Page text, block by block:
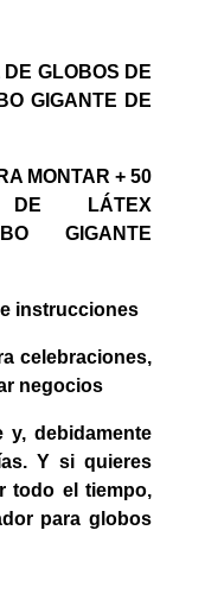
GLOBOS DE
GIGANTE DE
MONTAR + 50
DE LÁTEX
GIGANTE
instrucciones
celebraciones,
negocios
debidamente
Y si quieres
todo el tiempo,
para globos